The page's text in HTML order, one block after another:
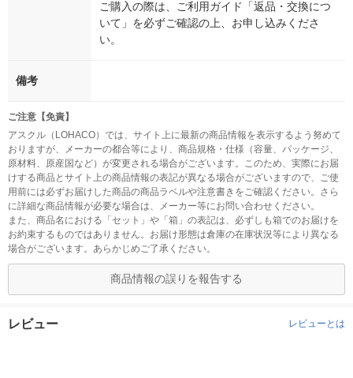
ご購入の際は、ご利用ガイド「返品・交換につ
いて」を必ずご確認の上、お申し込みくださ
い。
備考
ご注意【免責】
アスクル（LOHACO）では、サイト上に最新の商品情報を表示するよう努めて
おりますが、メーカーの都合等により、商品規格・仕様（容量、パッケージ、
原材料、原産国など）が変更される場合がございます。このため、実際にお届
けする商品とサイト上の商品情報の表記が異なる場合がございますので、ご使
用前には必ずお届けした商品の商品ラベルや注意書きをご確認ください。さら
に詳細な商品情報が必要な場合は、メーカー等にお問い合わせください。
また、商品名における「セット」や「箱」の表記は、必ずしも箱でのお届けを
お約束するものではありません。お届け形態は倉庫の在庫状況等により異なる
場合がございます。あらかじめご了承ください。
商品情報の誤りを報告する
レビュー レビューとは